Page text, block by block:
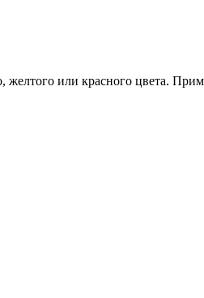
или красного цвета.